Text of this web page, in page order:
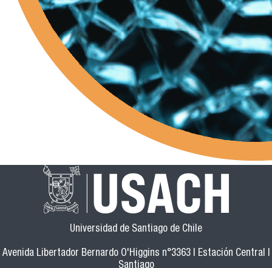
Universidad de Santiago de Chile
Avenida Libertador Bernardo O'Higgins n°3363 | Estación Central |
Santiago